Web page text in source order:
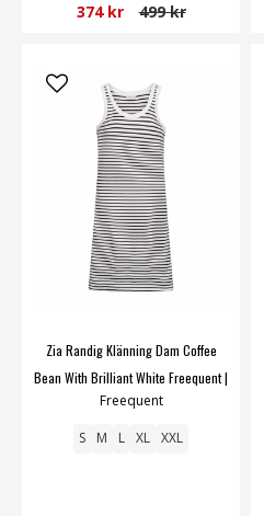
374 kr 499 kr
Zia Randig Klänning Dam Coffee
Bean With Brilliant White Freequent |
Smilebutiken
Freequent
S M L XL XXL